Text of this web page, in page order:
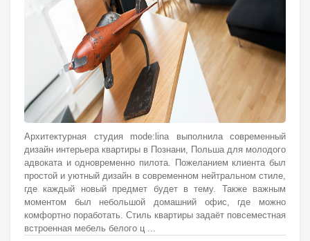
Архитектурная студия mode:lina выполнила современный
дизайн интерьера квартиры в Познани, Польша для молодого
адвоката и одновременно пилота. Пожеланием клиента был
простой и уютный дизайн в современном нейтральном стиле,
где каждый новый предмет будет в тему. Также важным
моментом был небольшой домашний офис, где можно
комфортно поработать. Стиль квартиры задаёт повсеместная
встроенная мебель белого ц ...